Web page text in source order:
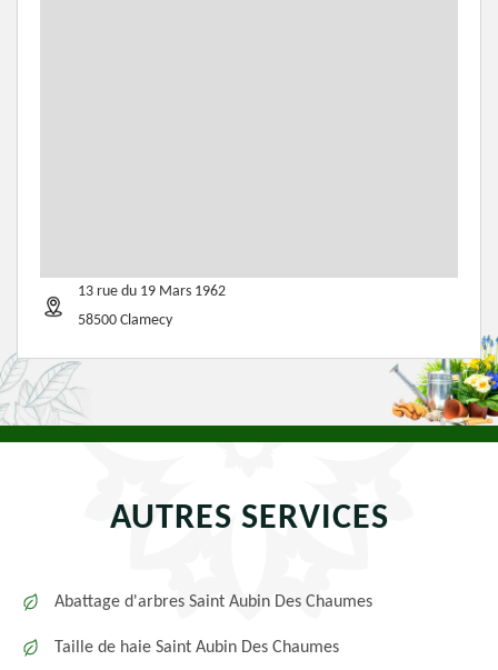
13 rue du 19 Mars 1962
58500 Clamecy
AUTRES SERVICES
Abattage d'arbres Saint Aubin Des Chaumes
Taille de haie Saint Aubin Des Chaumes